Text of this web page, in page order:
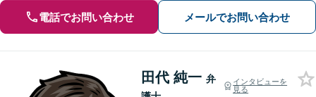
電話でお問い合わせ メールでお問い合わせ
田代 純一 弁
インタビューを
見る